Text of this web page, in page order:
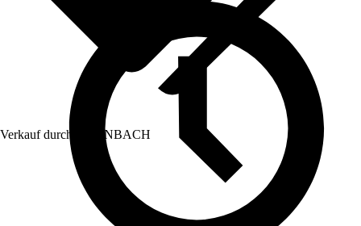
Verkauf durch: HORNBACH